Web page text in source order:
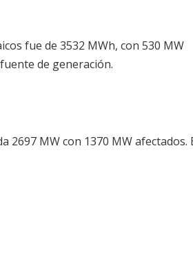
fue de 3532 MWh, con 530 MW
de generación.
2697 MW con 1370 MW afectados.